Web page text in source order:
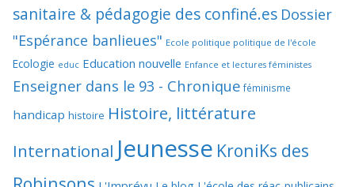
sanitaire & pédagogie des confiné.es Dossier
"Espérance banlieues" Ecole politique politique de l'école
Ecologie educ Education nouvelle Enfance et lectures féministes
Enseigner dans le 93 - Chronique féminisme
handicap histoire Histoire, littérature
International Jeunesse KroniKs des